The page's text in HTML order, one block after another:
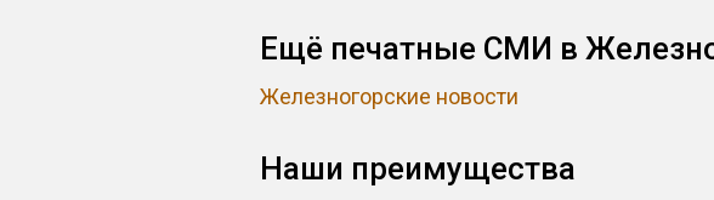
Ещё печатные СМИ в
Железногорские новости
Наши преимущества